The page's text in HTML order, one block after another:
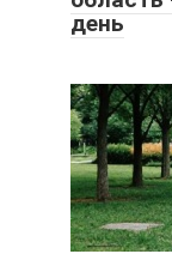
день